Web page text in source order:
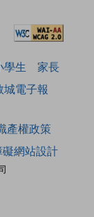
學生
家長
城電子報
產權政策
網站設計